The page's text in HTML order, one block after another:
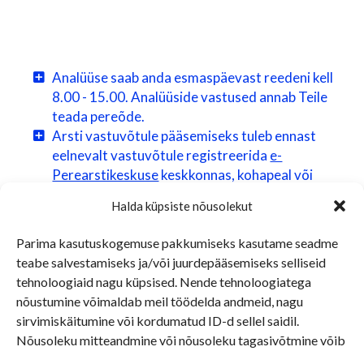
Halda küpsiste nõusolekut
Parima kasutuskogemuse pakkumiseks kasutame seadme
teabe salvestamiseks ja/või juurdepääsemiseks selliseid
tehnoloogiaid nagu küpsised. Nende tehnoloogiatega
nõustumine võimaldab meil töödelda andmeid, nagu
sirvimiskäitumine või kordumatud ID-d sellel saidil.
Nõusoleku mitteandmine või nõusoleku tagasivõtmine võib
Analüüse saab anda esmaspäevast reedeni kell
8.00 - 15.00. Analüüside vastused annab Teile
teada pereõde.
Arsti vastuvõtule pääsemiseks tuleb ennast
eelnevalt vastuvõtule registreerida e-
Perearstikeskusekeskkonnas, kohapeal või
Erakorralisi ja ilma arsti ajata patsiente
Kordusretsepte pikendame PEREÕE telefonil
või kohapeal 48 h jooksul.
Saatekirju väljastab ainult perearst plaanilises
korras perearsti vastuvõtule registreerudes.
Tasuliste teenuste eest tasumine